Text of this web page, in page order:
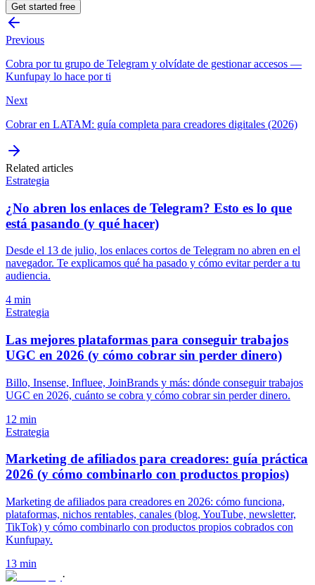
Get started free
Previous
Cobra por tu grupo de Telegram y olvídate de gestionar accesos —
Kunfupay lo hace por ti
Next
Cobrar en LATAM: guía completa para creadores digitales (2026)
Related articles
Estrategia
¿No abren los enlaces de Telegram? Esto es lo que
está pasando (y qué hacer)
Desde el 13 de julio, los enlaces cortos de Telegram no abren en el
navegador. Te explicamos qué ha pasado y cómo evitar perder a tu
audiencia.
4 min
Estrategia
Las mejores plataformas para conseguir trabajos
UGC en 2026 (y cómo cobrar sin perder dinero)
Billo, Insense, Influee, JoinBrands y más: dónde conseguir trabajos
UGC en 2026, cuánto se cobra y cómo cobrar sin perder dinero.
12 min
Estrategia
Marketing de afiliados para creadores: guía práctica
2026 (y cómo combinarlo con productos propios)
Marketing de afiliados para creadores en 2026: cómo funciona,
plataformas, nichos rentables, canales (blog, YouTube, newsletter,
TikTok) y cómo combinarlo con productos propios cobrados con
Kunfupay.
13 min
·